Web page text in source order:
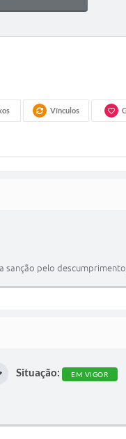
Vínculos
sanção pelo
Situação: EM VIGOR